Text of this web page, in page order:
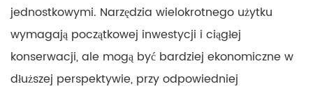
jednostkowymi. Narzędzia wielokrotnego użytku
wymagają początkowej inwestycji i ciągłej
konserwacji, ale mogą być bardziej ekonomiczne w
dłuższej perspektywie, przy odpowiedniej